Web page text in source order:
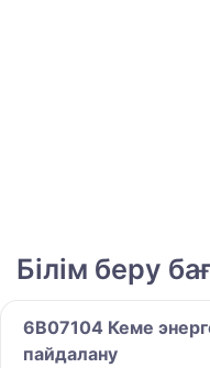
Білім беру
6B07104 Кеме
пайдалану